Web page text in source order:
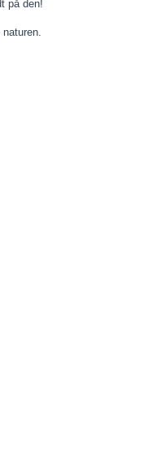
på den!